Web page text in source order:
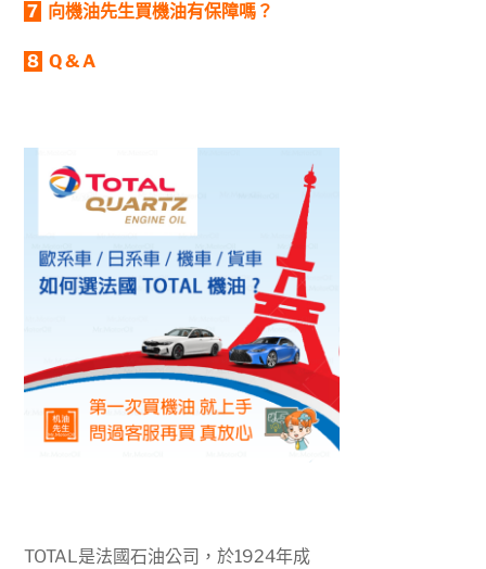
7 向機油先生買機油有保障嗎？
8 Q & A
TOTAL是法國石油公司，於1924年成